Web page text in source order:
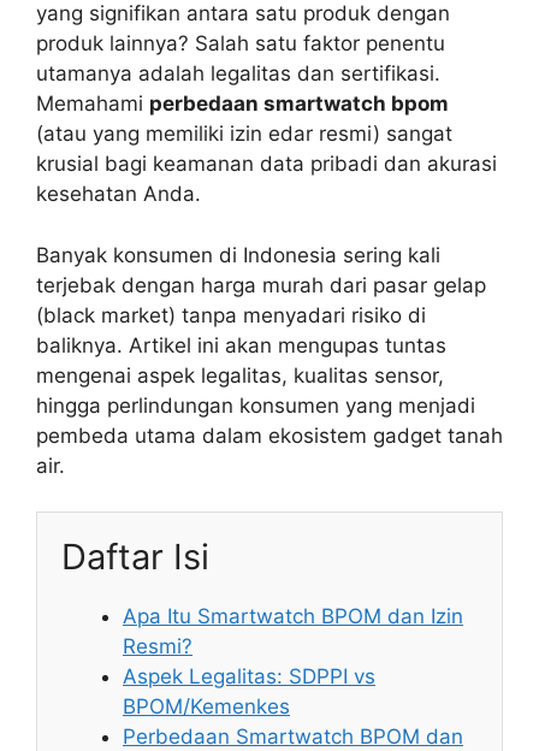
yang signifikan antara satu produk dengan
produk lainnya? Salah satu faktor penentu
utamanya adalah legalitas dan sertifikasi.
Memahami perbedaan smartwatch bpom
(atau yang memiliki izin edar resmi) sangat
krusial bagi keamanan data pribadi dan akurasi
kesehatan Anda.
Banyak konsumen di Indonesia sering kali
terjebak dengan harga murah dari pasar gelap
(black market) tanpa menyadari risiko di
baliknya. Artikel ini akan mengupas tuntas
mengenai aspek legalitas, kualitas sensor,
hingga perlindungan konsumen yang menjadi
pembeda utama dalam ekosistem gadget tanah
air.
Daftar Isi
Apa Itu Smartwatch BPOM dan Izin
Resmi?
Aspek Legalitas: SDPPI vs
BPOM/Kemenkes
Perbedaan Smartwatch BPOM dan